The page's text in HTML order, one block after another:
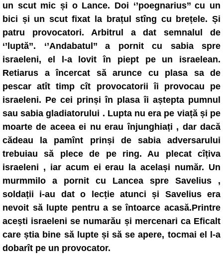
un scut mic și o Lance. Doi ‘’poegnarius’’ cu un
bici și un scut fixat la brațul stîng cu brețele. Și
patru provocatori. Arbitrul a dat semnalul de
‘’luptă’’. ‘’Andabatul’’ a pornit cu sabia spre
israeleni, el l-a lovit în piept pe un israelean.
Retiarus a încercat să arunce cu plasa sa de
pescar atît timp cît provocatorii îi provocau pe
israeleni. Pe cei prinși în plasa îi aștepta pumnul
sau sabia gladiatorului . Lupta nu era pe viață și pe
moarte de aceea ei nu erau înjunghiați , dar dacă
cădeau la pamînt prinși de sabia adversarului
trebuiau să plece de pe ring. Au plecat cîțiva
israeleni , iar acum ei erau la același număr. Un
murmmilo a pornit cu Lancea spre Savelius ,
soldații i-au dat o lecție atunci și Savelius era
nevoit să lupte pentru a se întoarce acasă.Printre
acești israeleni se numarău și mercenari ca Eficalt
care știa bine să lupte și să se apere, tocmai el l-a
dobarît pe un provocator.